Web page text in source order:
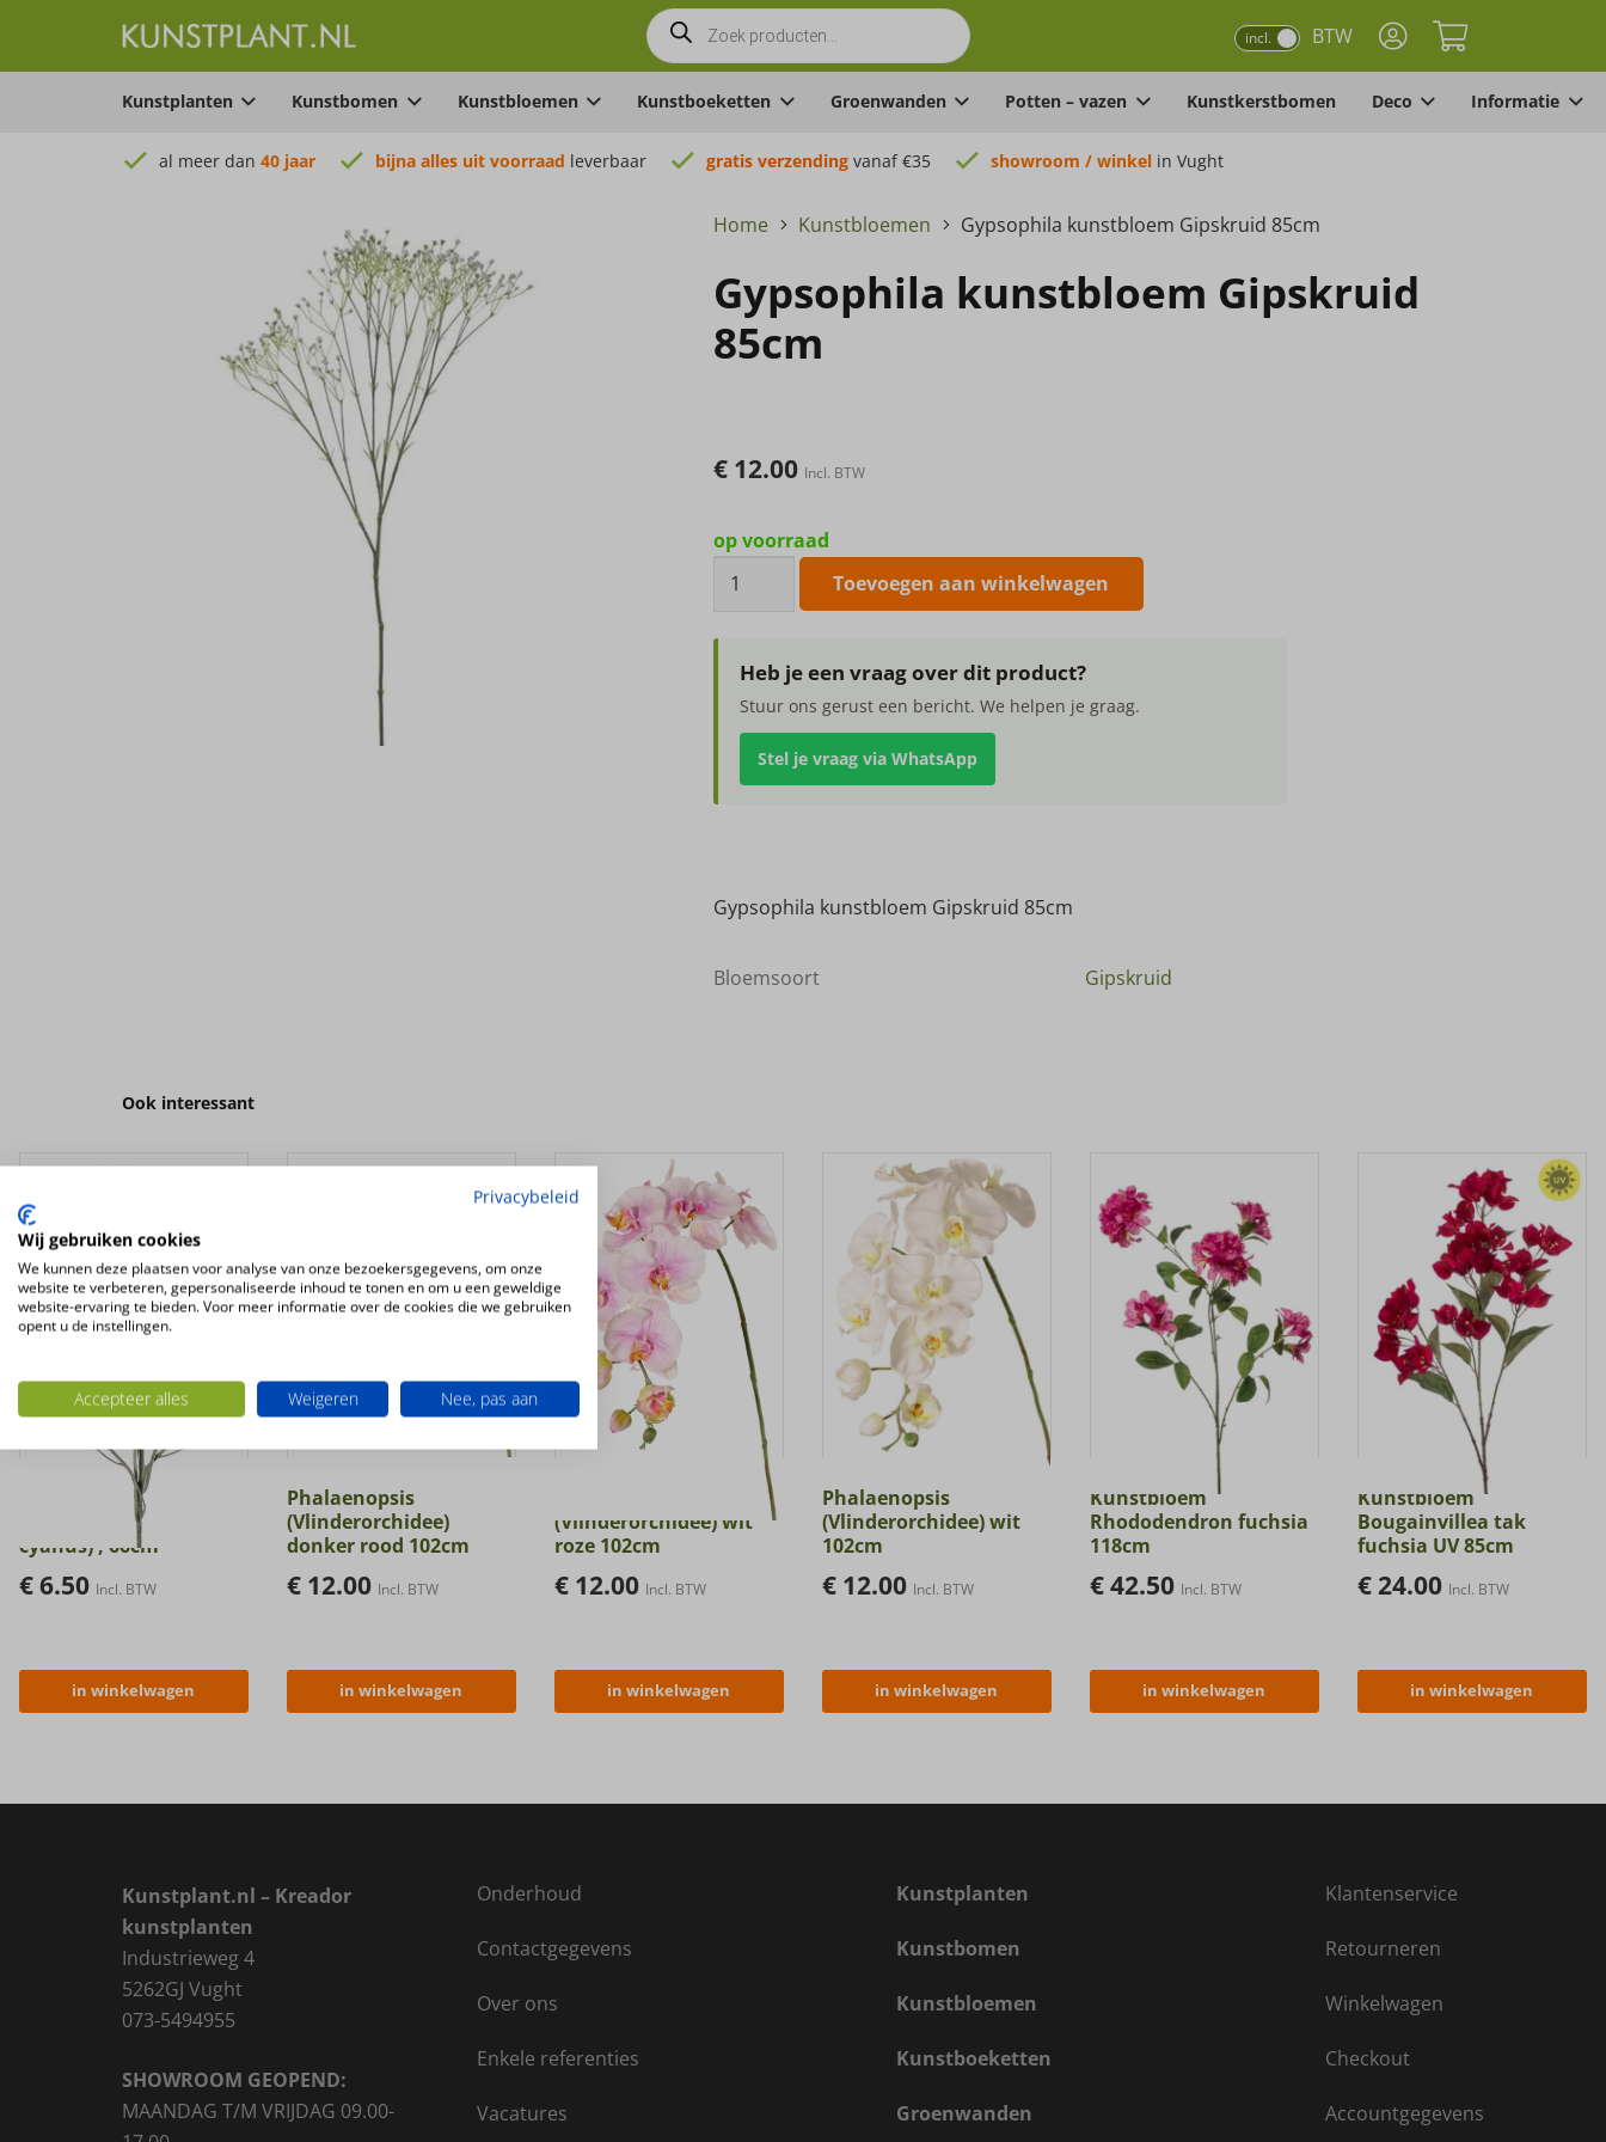
Producten
zoeken incl. BTW
Kunstplanten Kunstbomen Kunstbloemen Kunstboeketten Groenwanden Potten – vazen Kunstkerstbomen Deco Informatie
al meer dan 40 jaar bijna alles uit voorraad leverbaar gratis verzending vanaf €35 showroom / winkel in Vught
Home Kunstbloemen Gypsophila kunstbloem Gipskruid 85cm
Gypsophila kunstbloem Gipskruid
85cm
€12.00 Incl. BTW
op voorraad
Gypsophila
kunstbloem
Gipskruid
85cm
aantal
Toevoegen aan winkelwagen
Heb je een vraag over dit product?
Stuur ons gerust een bericht. We helpen je graag.
Stel je vraag via WhatsApp
Gypsophila kunstbloem Gipskruid 85cm
Bloemsoort Gipskruid
Ook interessant
Kunstbloem
Korenbloem (Centaurea
cyanus) , 66cm
€6.50 Incl. BTW
in winkelwagen
Phalaenopsis
(Vlinderorchidee)
donker rood 102cm
€12.00 Incl. BTW
in winkelwagen
(Vlinderorchidee) wit
roze 102cm
€12.00 Incl. BTW
in winkelwagen
Phalaenopsis
(Vlinderorchidee) wit
102cm
€12.00 Incl. BTW
in winkelwagen
Kunstbloem
Rhododendron fuchsia
118cm
€42.50 Incl. BTW
in winkelwagen
Kunstbloem
Bougainvillea tak
fuchsia UV 85cm
€24.00 Incl. BTW
in winkelwagen
Kunstplant.nl – Kreador
kunstplanten
Industrieweg 4
5262GJ Vught
073-5494955
SHOWROOM GEOPEND:
MAANDAG T/M VRIJDAG 09.00-
Onderhoud
Contactgegevens
Over ons
Enkele referenties
Vacatures
Kunstplanten
Kunstbomen
Kunstbloemen
Kunstboeketten
Groenwanden
Klantenservice
Retourneren
Winkelwagen
Checkout
Accountgegevens
Privacybeleid
Wij gebruiken cookies
We kunnen deze plaatsen voor analyse van onze bezoekersgegevens, om onze
website te verbeteren, gepersonaliseerde inhoud te tonen en om u een geweldige
website-ervaring te bieden. Voor meer informatie over de cookies die we gebruiken
opent u de instellingen.
Accepteer alles Weigeren Nee, pas aan